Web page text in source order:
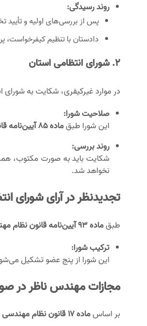
روند رسیدگی:
پس از بررسی‌های اولیه و تأیید
دادستان با تنظیم کیفرخواست،
۲. شورای انتظامی استان
در موارد غیرکیفری، شکایت به
صلاحیت شورا:
این شورا طبقماده ۸۵ آیین‌نامه قانون نظام مهندسی
روند بررسی:
شکایت باید به صورت مکتوب،
نخواهد شد.
تجدیدنظر در آرای شورای
طبقماده ۹۳ آیین‌نامه قانون نظام مهندسی
ترکیب شورا:
این شورا از پنج عضو تشکیل
مجازات مهندس ناظر در
بر اساسماده ۱۷ قانون نظام مهندسی و کنترل ساختمان